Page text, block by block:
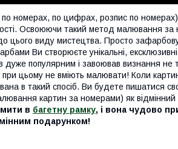
номерах, по цифрах, розпис по
Освоюючи такий метод малювання за
цього виду мистецтва. Просто
Ви створюєте унікальні, ексклюзивні
популярним і завоював визнання не
при цьому не вміють малювати! Коли
в такий спосіб. Ви будете пишатися
картин за номерами) як відмінний
в багетну рамку, і вона чудово
подарунком!